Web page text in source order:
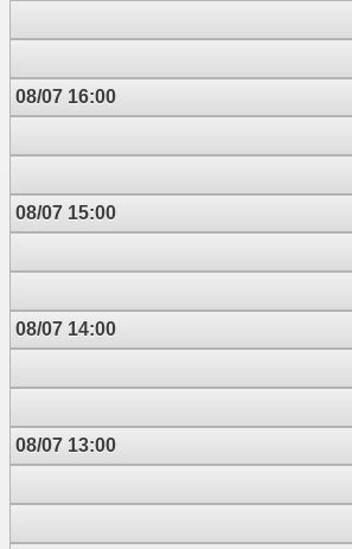
08/07 16:00
08/07 15:00
08/07 14:00
08/07 13:00